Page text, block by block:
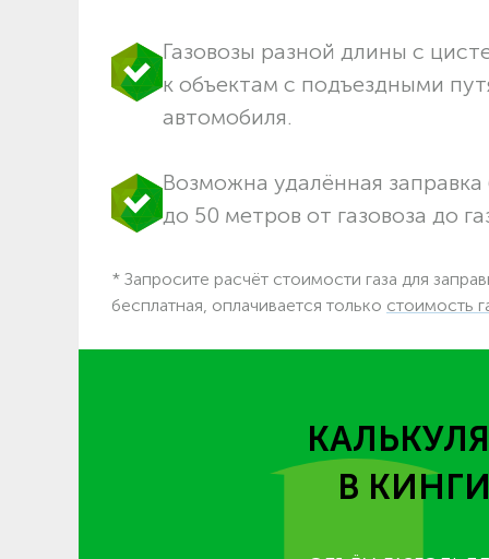
Газовозы разной длины с
к объектам c подъездными
автомобиля.
Возможна удалённая
до 50 метров от газовоза до
* Запросите расчёт стоимости газа для
бесплатная, оплачивается только стоимость
В